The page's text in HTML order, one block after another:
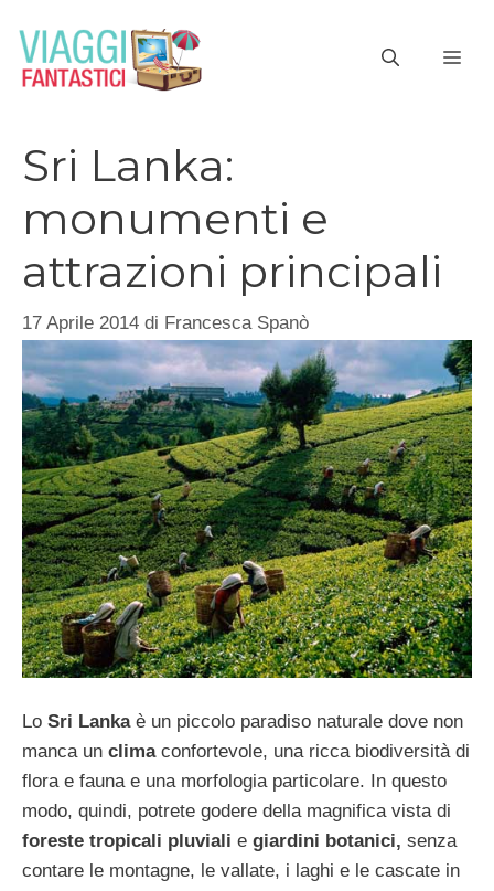
contenuto
Sri Lanka:
monumenti e
attrazioni principali
17 Aprile 2014 di Francesca Spanò
Lo Sri Lankaè un piccolo paradiso naturale dove non
manca un clima confortevole, una ricca biodiversità di
flora e fauna e una morfologia particolare. In questo
modo, quindi, potrete godere della magnifica vista di
foreste tropicali pluviali e giardini botanici, senza
contare le montagne, le vallate, i laghi e le cascate in